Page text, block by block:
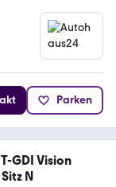
Parken
GDI Vision
N